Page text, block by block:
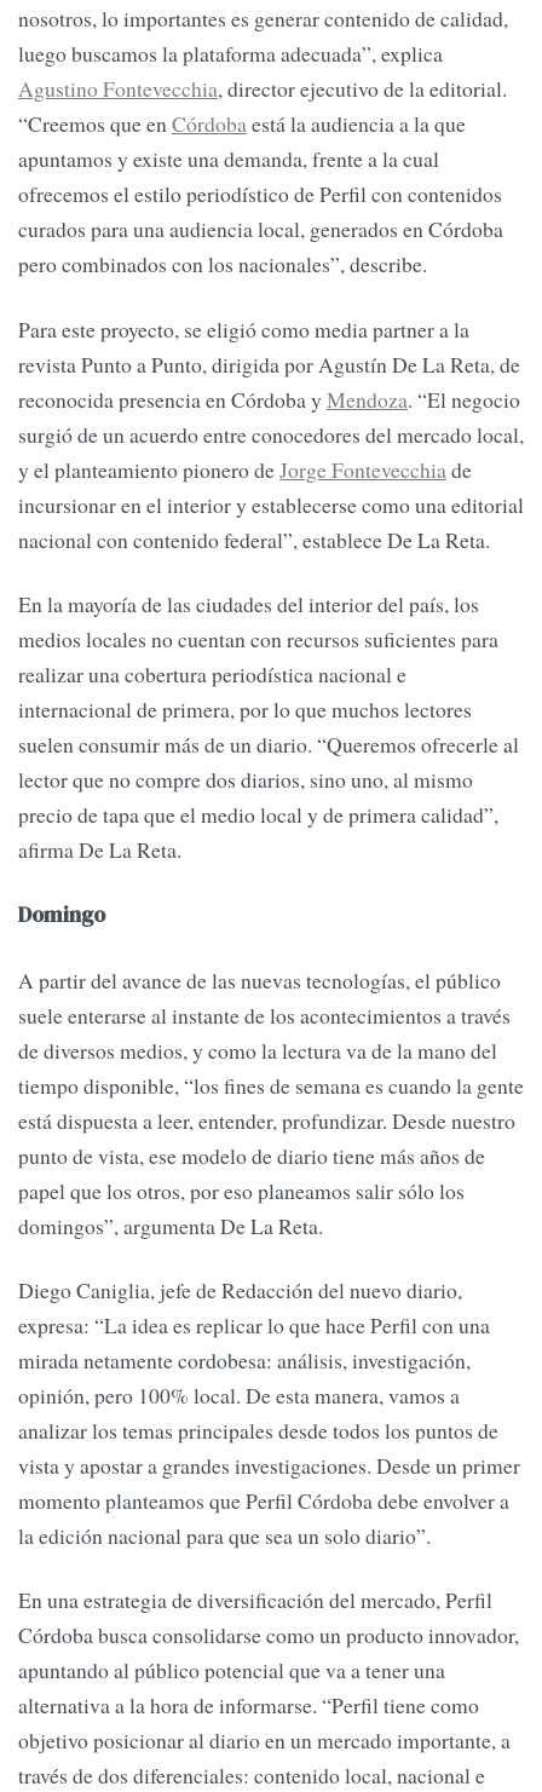
nosotros, lo importantes es generar contenido de calidad,
luego buscamos la plataforma adecuada”, explica
Agustino Fontevecchia, director ejecutivo de la editorial.
“Creemos que enCórdobaestá la audiencia a la que
apuntamos y existe una demanda, frente a la cual
ofrecemos el estilo periodístico de Perfil con contenidos
curados para una audiencia local, generados en Córdoba
pero combinados con los nacionales”, describe.
Para este proyecto, se eligió como media partner a la
revista Punto a Punto, dirigida por Agustín De La Reta, de
reconocida presencia en Córdoba y Mendoza. “El negocio
surgió de un acuerdo entre conocedores del mercado local,
y el planteamiento pionero deJorge Fontevecchiade
incursionar en el interior y establecerse como una editorial
nacional con contenido federal”, establece De La Reta.
En la mayoría de las ciudades del interior del país, los
medios locales no cuentan con recursos suficientes para
realizar una cobertura periodística nacional e
internacional de primera, por lo que muchos lectores
suelen consumir más de un diario. “Queremos ofrecerle al
lector que no compre dos diarios, sino uno, al mismo
precio de tapa que el medio local y de primera calidad”,
afirma De La Reta.
Domingo
A partir del avance de las nuevas tecnologías, el público
suele enterarse al instante de los acontecimientos a través
de diversos medios, y como la lectura va de la mano del
tiempo disponible, “los fines de semana es cuando la gente
está dispuesta a leer, entender, profundizar. Desde nuestro
punto de vista, ese modelo de diario tiene más años de
papel que los otros, por eso planeamos salir sólo los
domingos”, argumenta De La Reta.
Diego Caniglia, jefe de Redacción del nuevo diario,
expresa: “La idea es replicar lo que hace Perfil con una
mirada netamente cordobesa: análisis, investigación,
opinión, pero 100% local. De esta manera, vamos a
analizar los temas principales desde todos los puntos de
vista y apostar a grandes investigaciones. Desde un primer
momento planteamos que Perfil Córdoba debe envolver a
la edición nacional para que sea un solo diario”.
En una estrategia de diversificación del mercado, Perfil
Córdoba busca consolidarse como un producto innovador,
apuntando al público potencial que va a tener una
alternativa a la hora de informarse. “Perfil tiene como
objetivo posicionar al diario en un mercado importante, a
través de dos diferenciales: contenido local, nacional e